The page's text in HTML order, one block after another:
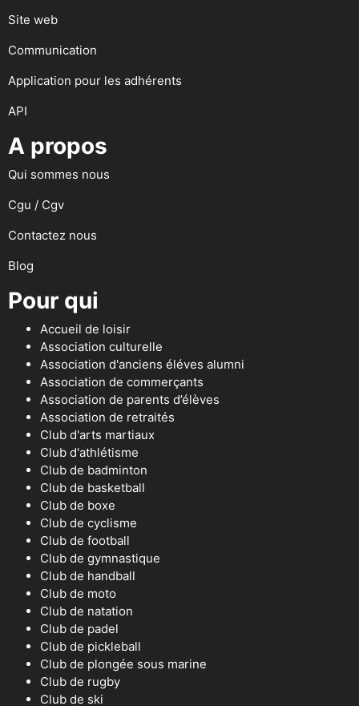
Site web
Communication
Application pour les adhérents
API
A propos
Qui sommes nous
Cgu / Cgv
Contactez nous
Blog
Pour qui
Accueil de loisir
Association culturelle
Association d'anciens éléves alumni
Association de commerçants
Association de parents d’élèves
Association de retraités
Club d'arts martiaux
Club d'athlétisme
Club de badminton
Club de basketball
Club de boxe
Club de cyclisme
Club de football
Club de gymnastique
Club de handball
Club de moto
Club de natation
Club de padel
Club de pickleball
Club de plongée sous marine
Club de rugby
Club de ski